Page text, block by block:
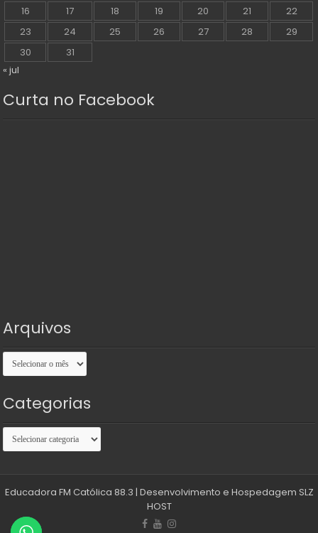
16
17 18 19 20 21
22
23
24 25 26 27 28
29
30
31
« jul
Curta no Facebook
Arquivos
Arquivos
Categorias
Categorias
Educadora FM Católica 88.3 | Desenvolvimento e Hospedagem SLZ
HOST